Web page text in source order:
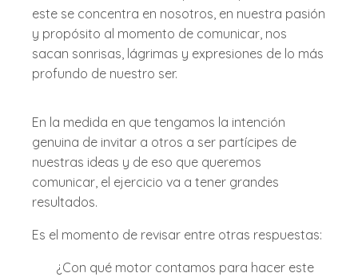
este se concentra en nosotros, en nuestra pasión
y propósito al momento de comunicar, nos
sacan sonrisas, lágrimas y expresiones de lo más
profundo de nuestro ser.
En la medida en que tengamos la intención
genuina de invitar a otros a ser partícipes de
nuestras ideas y de eso que queremos
comunicar, el ejercicio va a tener grandes
resultados.
Es el momento de revisar entre otras respuestas:
¿Con qué motor contamos para hacer este